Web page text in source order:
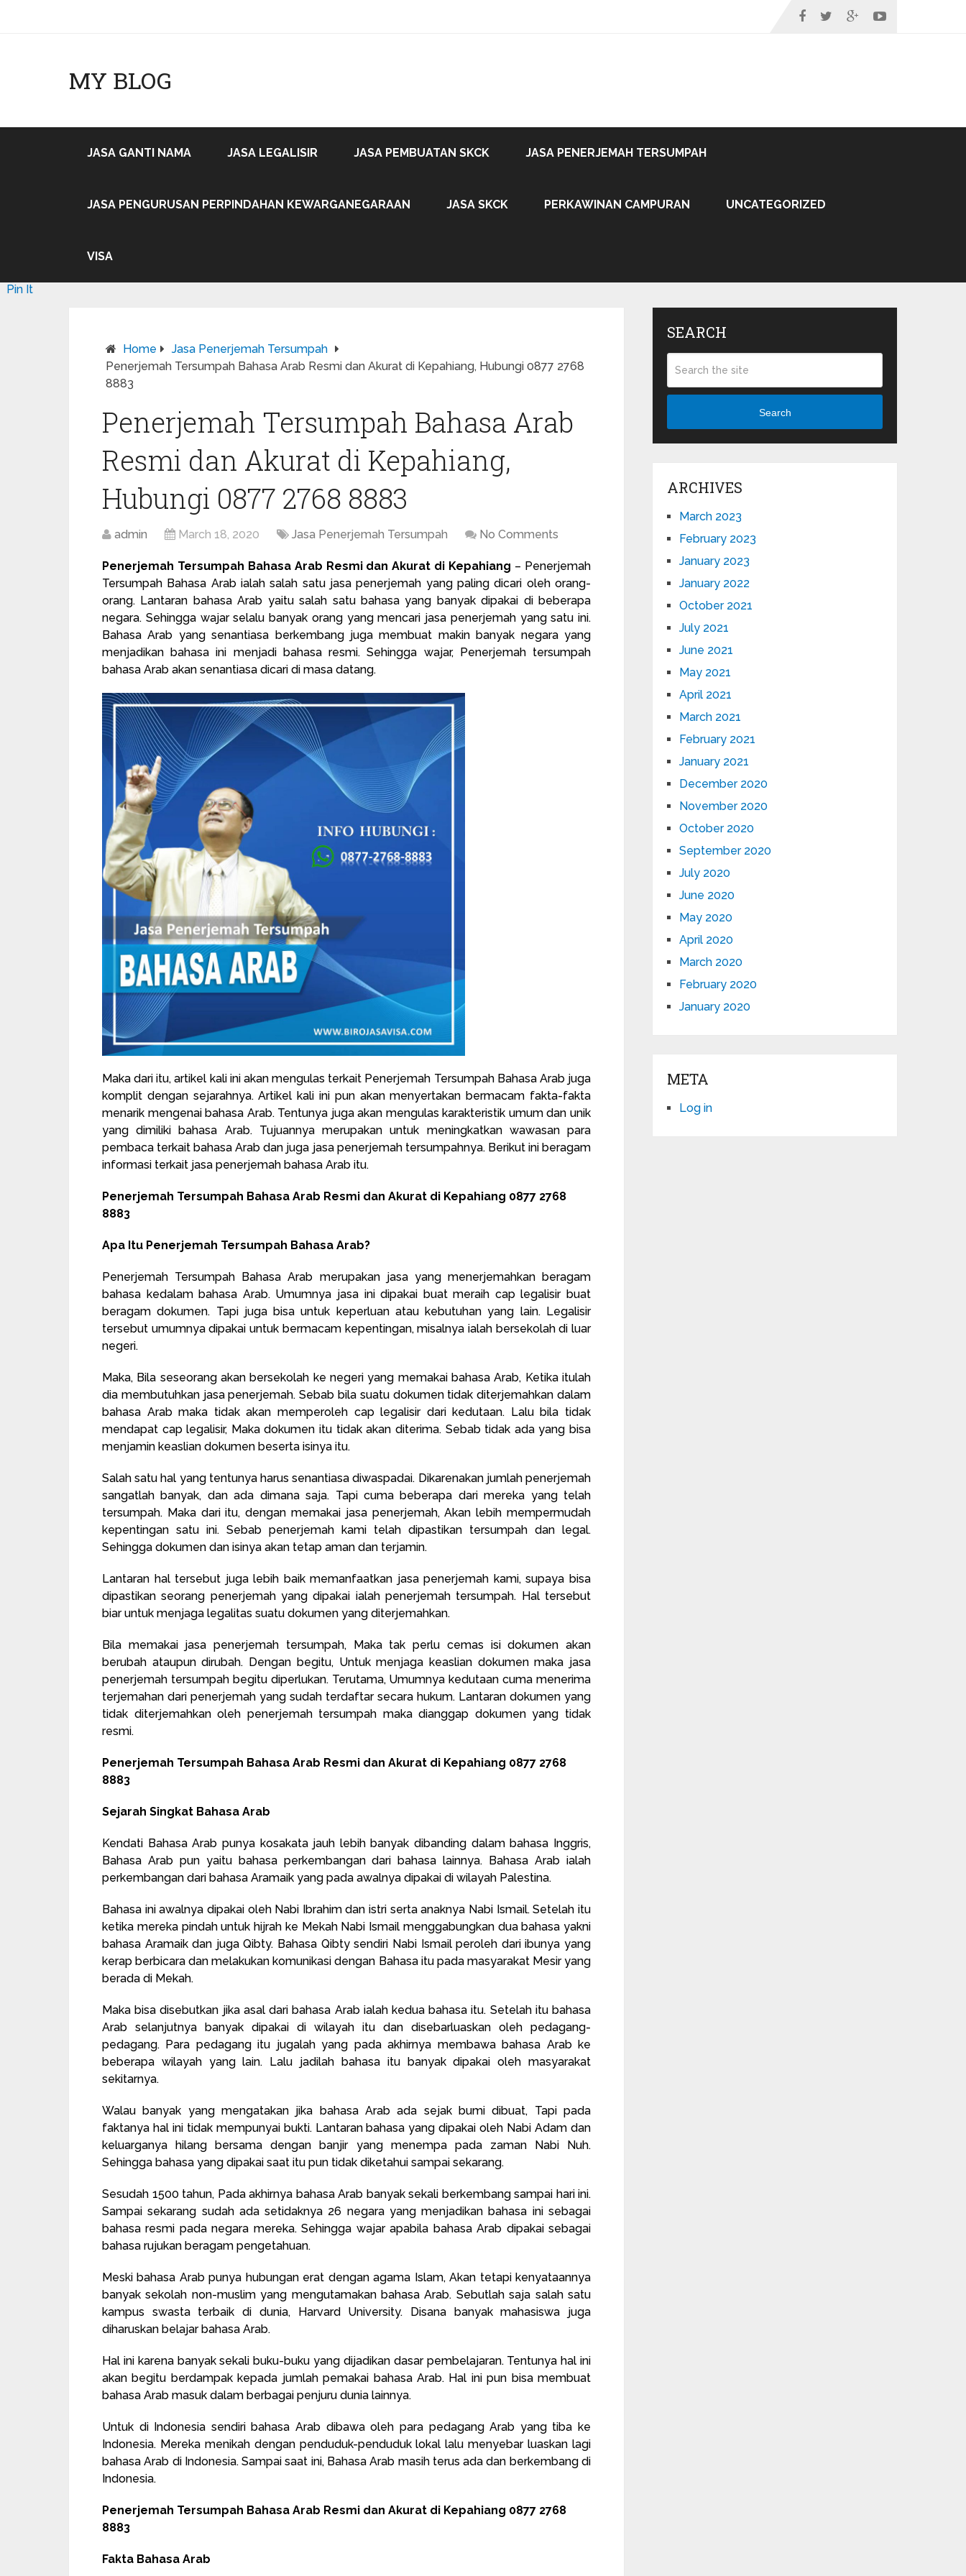
MY BLOG
JASA GANTI NAMA JASA LEGALISIR JASA PEMBUATAN SKCK JASA PENERJEMAH TERSUMPAH
JASA PENGURUSAN PERPINDAHAN KEWARGANEGARAAN JASA SKCK PERKAWINAN CAMPURAN UNCATEGORIZED
VISA
Home
Jasa Penerjemah Tersumpah
Penerjemah Tersumpah Bahasa Arab Resmi dan Akurat di Kepahiang, Hubungi 0877 2768
8883
Penerjemah Tersumpah Bahasa Arab
Resmi dan Akurat di Kepahiang,
Hubungi 0877 2768 8883
admin March 18, 2020 Jasa Penerjemah Tersumpah No Comments
Penerjemah Tersumpah Bahasa Arab Resmi dan Akurat di Kepahiang – Penerjemah
Tersumpah Bahasa Arab ialah salah satu jasa penerjemah yang paling dicari oleh orang-
orang. Lantaran bahasa Arab yaitu salah satu bahasa yang banyak dipakai di beberapa
negara. Sehingga wajar selalu banyak orang yang mencari jasa penerjemahyang satu ini.
Bahasa Arab yang senantiasa berkembang juga membuat makin banyak negara yang
menjadikan bahasa ini menjadi bahasa resmi. Sehingga wajar, Penerjemah tersumpah
bahasa Arab akan senantiasa dicari di masa datang.
Maka dari itu, artikel kali ini akan mengulas terkait Penerjemah Tersumpah Bahasa Arab juga
komplit dengan sejarahnya. Artikel kali ini pun akan menyertakan bermacam fakta-fakta
menarik mengenai bahasa Arab. Tentunya juga akan mengulas karakteristik umum dan unik
yang dimiliki bahasa Arab. Tujuannya merupakan untuk meningkatkan wawasan para
pembaca terkait bahasa Arab dan juga jasa penerjemah tersumpahnya. Berikut ini beragam
informasi terkait jasa penerjemah bahasa Arab itu.
Penerjemah Tersumpah Bahasa Arab Resmi dan Akurat di Kepahiang 0877 2768
8883
Apa Itu Penerjemah Tersumpah Bahasa Arab?
Penerjemah Tersumpah Bahasa Arab merupakan jasa yang menerjemahkan beragam
bahasa kedalam bahasa Arab. Umumnya jasa ini dipakai buat meraih cap legalisir buat
beragam dokumen. Tapi juga bisa untuk keperluan atau kebutuhan yang lain. Legalisir
tersebut umumnya dipakai untuk bermacam kepentingan, misalnya ialah bersekolah di luar
negeri.
Maka, Bila seseorang akan bersekolah ke negeri yang memakai bahasa Arab, Ketika itulah
dia membutuhkan jasa penerjemah. Sebab bila suatu dokumen tidak diterjemahkan dalam
bahasa Arab maka tidak akan memperoleh cap legalisir dari kedutaan. Lalu bila tidak
mendapat cap legalisir, Maka dokumen itu tidak akan diterima. Sebab tidak ada yang bisa
menjamin keaslian dokumen beserta isinya itu.
Salah satu hal yang tentunya harus senantiasa diwaspadai. Dikarenakan jumlah penerjemah
sangatlah banyak, dan ada dimana saja. Tapi cuma beberapa dari mereka yang telah
tersumpah. Maka dari itu, dengan memakai jasa penerjemah, Akan lebih mempermudah
kepentingan satu ini. Sebab penerjemah kami telah dipastikan tersumpah dan legal.
Sehingga dokumen dan isinya akan tetap aman dan terjamin.
Lantaran hal tersebut juga lebih baik memanfaatkan jasa penerjemah kami, supaya bisa
dipastikan seorang penerjemah yang dipakai ialah penerjemah tersumpah. Hal tersebut
biar untuk menjaga legalitas suatu dokumen yang diterjemahkan.
Bila memakai jasa penerjemah tersumpah, Maka tak perlu cemas isi dokumen akan
berubah ataupun dirubah. Dengan begitu, Untuk menjaga keaslian dokumen maka jasa
penerjemah tersumpah begitu diperlukan. Terutama, Umumnya kedutaan cuma menerima
terjemahan dari penerjemah yang sudah terdaftar secara hukum. Lantaran dokumen yang
tidak diterjemahkan oleh penerjemah tersumpah maka dianggap dokumen yang tidak
resmi.
Penerjemah Tersumpah Bahasa Arab Resmi dan Akurat di Kepahiang 0877 2768
8883
Sejarah Singkat Bahasa Arab
Kendati Bahasa Arab punya kosakata jauh lebih banyak dibanding dalam bahasa Inggris,
Bahasa Arab pun yaitu bahasa perkembangan dari bahasa lainnya. Bahasa Arab ialah
perkembangan dari bahasa Aramaik yang pada awalnya dipakai di wilayah Palestina.
Bahasa ini awalnya dipakai oleh Nabi Ibrahim dan istri serta anaknya Nabi Ismail. Setelah itu
ketika mereka pindah untuk hijrah ke Mekah Nabi Ismail menggabungkan dua bahasa yakni
bahasa Aramaik dan juga Qibty. Bahasa Qibty sendiri Nabi Ismail peroleh dari ibunya yang
kerap berbicara dan melakukan komunikasi dengan Bahasa itu pada masyarakat Mesir yang
berada di Mekah.
Maka bisa disebutkan jika asal dari bahasa Arab ialah kedua bahasa itu. Setelah itu bahasa
Arab selanjutnya banyak dipakai di wilayah itu dan disebarluaskan oleh pedagang-
pedagang. Para pedagang itu jugalah yang pada akhirnya membawa bahasa Arab ke
beberapa wilayah yang lain. Lalu jadilah bahasa itu banyak dipakai oleh masyarakat
sekitarnya.
Walau banyak yang mengatakan jika bahasa Arab ada sejak bumi dibuat, Tapi pada
faktanya hal ini tidak mempunyai bukti. Lantaran bahasa yang dipakai oleh Nabi Adam dan
keluarganya hilang bersama dengan banjir yang menempa pada zaman Nabi Nuh.
Sehingga bahasa yang dipakai saat itu pun tidak diketahui sampai sekarang.
Sesudah 1500 tahun, Pada akhirnya bahasa Arab banyak sekali berkembang sampai hari ini.
Sampai sekarang sudah ada setidaknya 26 negara yang menjadikan bahasa ini sebagai
bahasa resmi pada negara mereka. Sehingga wajar apabila bahasa Arab dipakai sebagai
bahasa rujukan beragam pengetahuan.
Meski bahasa Arab punya hubungan erat dengan agama Islam, Akan tetapi kenyataannya
banyak sekolah non-muslim yang mengutamakan bahasa Arab. Sebutlah saja salah satu
kampus swasta terbaik di dunia, Harvard University. Disana banyak mahasiswa juga
diharuskan belajar bahasa Arab.
Hal ini karena banyak sekali buku-buku yang dijadikan dasar pembelajaran. Tentunya hal ini
akan begitu berdampak kepada jumlah pemakai bahasa Arab. Hal ini pun bisa membuat
bahasa Arab masuk dalam berbagai penjuru dunia lainnya.
Untuk di Indonesia sendiri bahasa Arab dibawa oleh para pedagang Arab yang tiba ke
Indonesia. Mereka menikah dengan penduduk-penduduk lokal lalu menyebar luaskan lagi
bahasa Arab di Indonesia. Sampai saat ini, Bahasa Arab masih terus ada dan berkembang di
Indonesia.
Penerjemah Tersumpah Bahasa Arab Resmi dan Akurat di Kepahiang 0877 2768
8883
Fakta Bahasa Arab
Pin It
SEARCH
Search
ARCHIVES
March 2023
February 2023
January 2023
January 2022
October 2021
July 2021
June 2021
May 2021
April 2021
March 2021
February 2021
January 2021
December 2020
November 2020
October 2020
September 2020
July 2020
June 2020
May 2020
April 2020
March 2020
February 2020
January 2020
META
Log in